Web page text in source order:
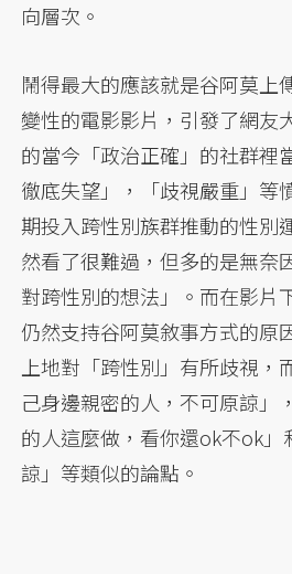
向層次。
鬧得最大的應該就是谷阿莫上
變性的電影影片，引發了網友
的當今「政治正確」的社群裡
徹底失望」，「歧視嚴重」等
期投入跨性別族群推動的性別
然看了很難過，但多的是無奈
對跨性別的想法」。而在影片
仍然支持谷阿莫敘事方式的原
上地對「跨性別」有所歧視，
己身邊親密的人，不可原諒」
的人這麼做，看你還ok不ok」
諒」等類似的論點。